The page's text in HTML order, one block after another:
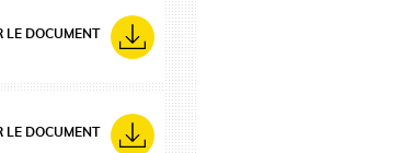
LE DOCUMENT
LE DOCUMENT